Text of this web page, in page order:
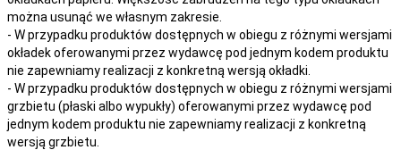
można usunąć we własnym zakresie.
- W przypadku produktów dostępnych w obiegu z różnymi wersjami
okładek oferowanymi przez wydawcę pod jednym kodem produktu
nie zapewniamy realizacji z konkretną wersją okładki.
- W przypadku produktów dostępnych w obiegu z różnymi wersjami
grzbietu (płaski albo wypukły) oferowanymi przez wydawcę pod
jednym kodem produktu nie zapewniamy realizacji z konkretną
wersją grzbietu.